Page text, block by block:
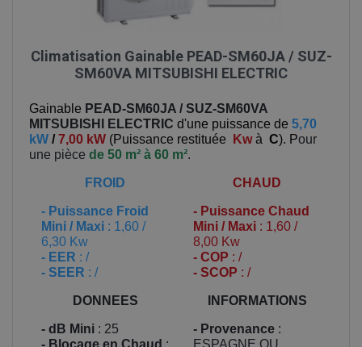
Climatisation Gainable PEAD-SM60JA / SUZ-
SM60VA MITSUBISHI ELECTRIC
Gainable PEAD-SM60JA / SUZ-SM60VA
MITSUBISHI ELECTRIC d'une puissance de 5,70
kW /7,00 kW (Puissance restituée Kwà C). Pour
une pièce de 50 m² à 60 m².
FROID
- Puissance Froid
Mini / Maxi : 1,60 /
6,30 Kw
- EER : /
- SEER : /
CHAUD
- Puissance Chaud
Mini / Maxi : 1,60 /
8,00 Kw
- COP : /
- SCOP : /
DONNEES
- dB Mini : 25
- Blocage en Chaud :
INFORMATIONS
- Provenance :
ESPAGNE OU